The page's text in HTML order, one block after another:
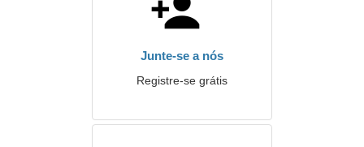
Junte-se a nós
Registre-se grátis